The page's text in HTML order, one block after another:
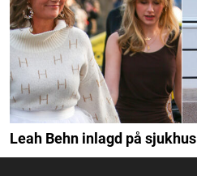
Leah Behn inlagd på sjukhus